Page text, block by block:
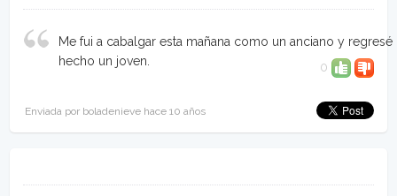
Me fui a cabalgar esta mañana como un anciano y regresé
hecho un joven.
0
Enviada por boladenieve hace 10 años